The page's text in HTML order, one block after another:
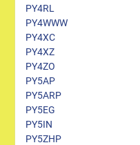
PY4RL
PY4WWW
PY4XC
PY4XZ
PY4ZO
PY5AP
PY5ARP
PY5EG
PY5IN
PY5ZHP